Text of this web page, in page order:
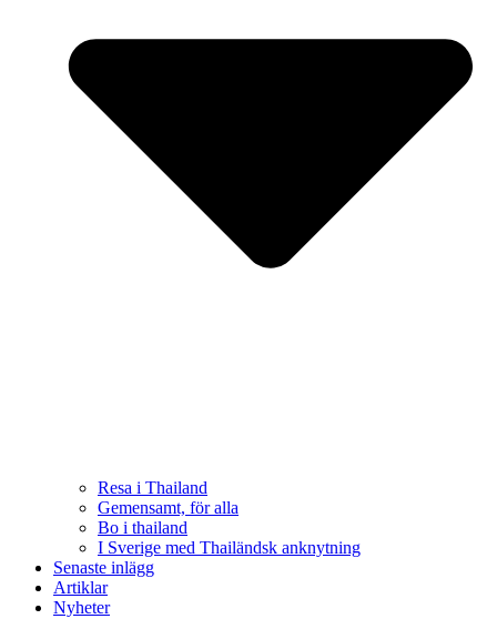
Resa i Thailand
Gemensamt, för alla
Bo i thailand
I Sverige med Thailändsk anknytning
Senaste inlägg
Artiklar
Nyheter